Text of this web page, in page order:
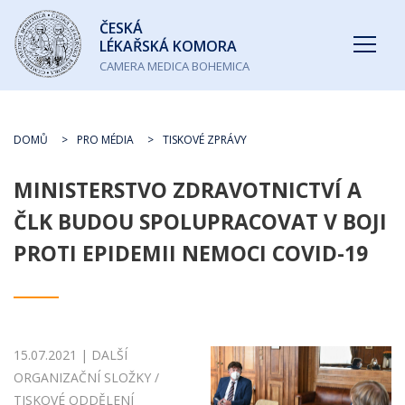
Česká
lékařská
komora
ČESKÁ
LÉKAŘSKÁ KOMORA
CAMERA MEDICA BOHEMICA
DOMŮ PRO MÉDIA TISKOVÉ ZPRÁVY
MINISTERSTVO ZDRAVOTNICTVÍ A
ČLK BUDOU SPOLUPRACOVAT V BOJI
PROTI EPIDEMII NEMOCI COVID-19
15.07.2021 | DALŠÍ
ORGANIZAČNÍ SLOŽKY /
TISKOVÉ ODDĚLENÍ